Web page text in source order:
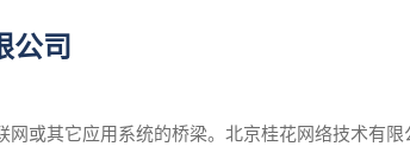
公司
或其它应用系统的桥梁。北京桂花网络技术有限